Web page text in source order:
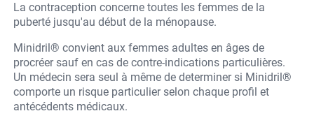
La contraception concerne toutes les femmes de la
puberté jusqu'au début de la ménopause.
Minidril® convient aux femmes adultes en âges de
procréer sauf en cas de contre-indications particulières.
Un médecin sera seul à même de determiner si Minidril®
comporte un risque particulier selon chaque profil et
antécédents médicaux.